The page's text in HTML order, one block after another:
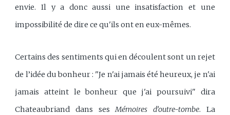
envie. Il y a donc aussi une insatisfaction et une
impossibilité de dire ce qu'ils ont en eux-mêmes.
Certains des sentiments qui en découlent sont un rejet
de l’idée du bonheur : "Je n'ai jamais été heureux, je n'ai
jamais atteint le bonheur que j'ai poursuivi" dira
Chateaubriand dans sesMémoires d’outre-tombe. La